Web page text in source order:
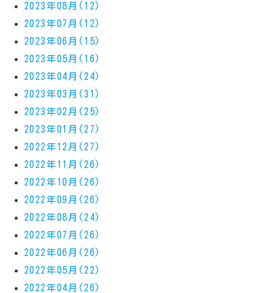
2023年08月(12)
2023年07月(12)
2023年06月(15)
2023年05月(16)
2023年04月(24)
2023年03月(31)
2023年02月(25)
2023年01月(27)
2022年12月(27)
2022年11月(26)
2022年10月(26)
2022年09月(26)
2022年08月(24)
2022年07月(26)
2022年06月(26)
2022年05月(22)
2022年04月(26)